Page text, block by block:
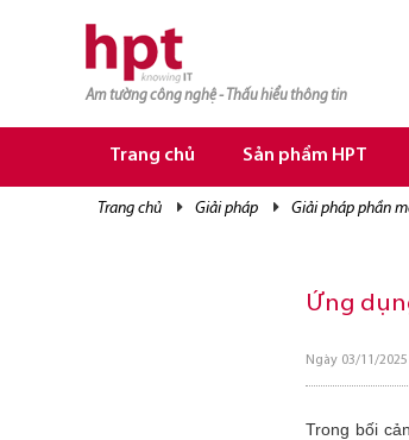
Am tường công nghệ - Thấu hiểu thông tin
Trang chủ Sản phẩm HPT
trang chủ giải pháp giải pháp phần
Ứng
Ngày 03/11/2025
Trong bối
TRANG CHỦ
TRANG CHỦ